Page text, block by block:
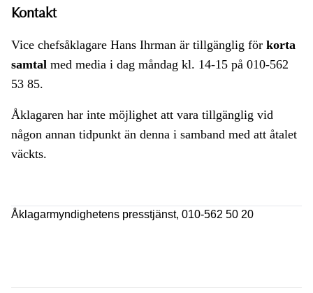
Kontakt
Vice chefsåklagare Hans Ihrman är tillgänglig för korta
samtal med media i dag måndag kl. 14-15 på 010-562
53 85.
Åklagaren har inte möjlighet att vara tillgänglig vid
någon annan tidpunkt än denna i samband med att åtalet
väckts.
Åklagarmyndighetens presstjänst, 010-562 50 20